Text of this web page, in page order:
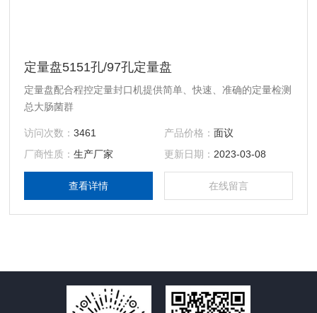
定量盘5151孔/97孔定量盘
定量盘配合程控定量封口机提供简单、快速、准确的定量检测
总大肠菌群
访问次数：3461 产品价格： 面议
厂商性质：生产厂家 更新日期： 2023-03-08
查看详情 在线留言